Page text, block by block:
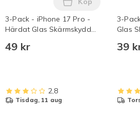
Vit i varukorgen
Tandborsthuvuden i varukorgen
Pack - iPhone 16 Skärmskydd i
3-Pack - iPhone 17 Pro -
Härdat Glas Skärmskydd
49 kr
Lägg till 3-Pack
2,8
tisdag, 11 aug
3-
Glas
39